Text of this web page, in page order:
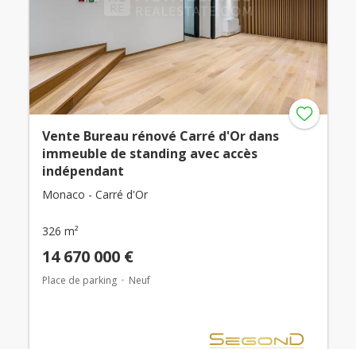
Vente Bureau rénové Carré d'Or dans
immeuble de standing avec accès
indépendant
Monaco - Carré d'Or
326 m²
14 670 000 €
Place de parking Neuf